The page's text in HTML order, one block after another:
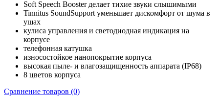
Soft Speech Booster делает тихие звуки слышимыми
Tinnitus SoundSupport уменьшает дискомфорт от шума в
ушах
кулиса управления и светодиодная индикация на
корпусе
телефонная катушка
износостойкое нанопокрытие корпуса
высокая пыле- и влагозащищенность аппарата (IP68)
8 цветов корпуса
Сравнение товаров (0)